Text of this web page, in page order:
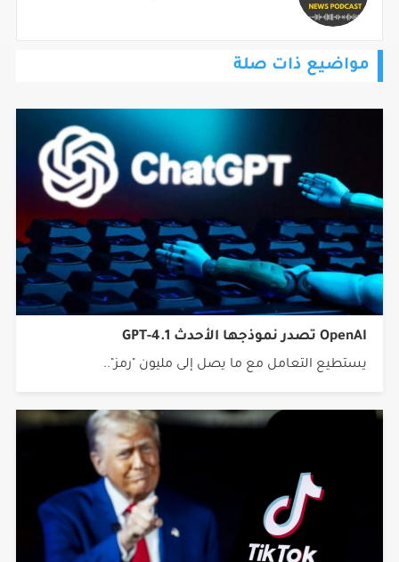
مواضيع ذات صلة
OpenAI تصدر نموذجها الأحدث GPT-4.1
يستطيع التعامل مع ما يصل إلى مليون "رمز"..